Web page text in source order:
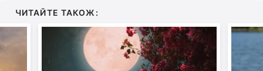
ЧИТАЙТЕ ТАКОЖ: